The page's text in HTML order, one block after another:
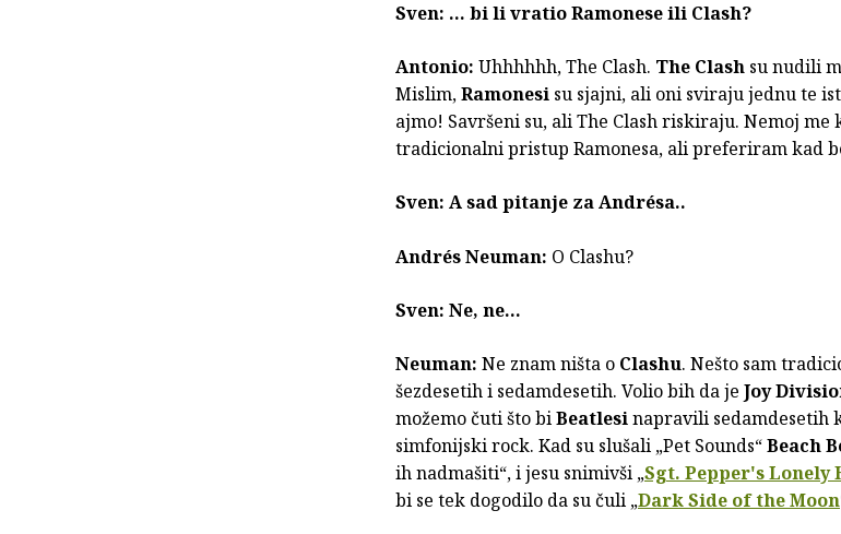
Sven: … bi li vratio Ramonese ili Clash?
Antonio: Uhhhhhh, The Clash. The Clash su nudili
Mislim,Ramonesi su sjajni, ali oni sviraju jednu te
ajmo! Savršeni su, ali The Clash riskiraju. Nemoj
tradicionalni pristup Ramonesa, ali preferiram kad
Sven: A sad pitanje za Andrésa..
Andrés Neuman: O Clashu?
Sven: Ne, ne…
Neuman: Ne znam ništa o Clashu. Nešto sam
šezdesetih i sedamdesetih. Volio bih da je Joy
možemo čuti što biBeatlesinapravili sedamdesetih
simfonijski rock. Kad su slušali „Pet Sounds“Beach
ih nadmašiti“, i jesu snimivši „Sgt. Pepper's Lonely
bi se tek dogodilo da su čuli „Dark Side of the Moon